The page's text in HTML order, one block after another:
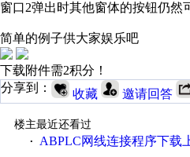
窗口2弹出时其他窗体的按钮仍然
简单的例子供大家娱乐吧
下载附件需2积分！
分享到：
收藏 邀请回答
楼主最近还看过
·
ABPLC网线连接程序下载上传问题，求